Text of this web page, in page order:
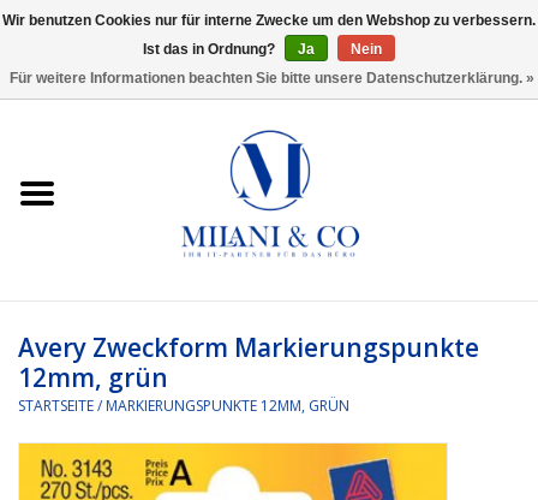
Bürobedarf
Ordnen und Registrieren
Rund um den Schreibtisch
Kleben und versenden
Avery Zweckform Markierungspunkte
12mm, grün
STARTSEITE/ MARKIERUNGSPUNKTE 12MM, GRÜN
Wir benutzen Cookies nur für interne Zwecke um den Webshop zu verbessern.
Ist das in Ordnung?
Ja
Nein
Für weitere Informationen beachten Sie bitte unsere Datenschutzerklärung. »